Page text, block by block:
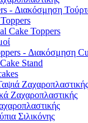
- Διακόσμηση
Cake Toppers
- Διακόσμηση
Stand
Ζαχαροπλαστικής
Ζαχαροπλαστικής
Σιλικόνης